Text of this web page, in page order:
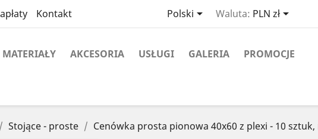
Kontakt Polski Waluta: PLN zł
MATERIAŁY AKCESORIA USŁUGI GALERIA PROMOCJE
Stojące - proste Cenówka prosta pionowa 40x60 z plexi - 10 sztuk,